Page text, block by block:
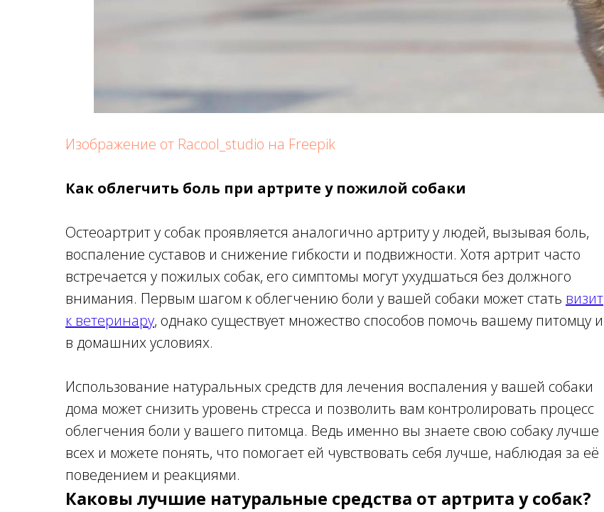
Изображение от Racool_studio на Freepik
Как облегчить боль при артрите у пожилой собаки
Остеоартрит у собак проявляется аналогично артриту у людей, вызывая боль,
воспаление суставов и снижение гибкости и подвижности. Хотя артрит часто
встречается у пожилых собак, его симптомы могут ухудшаться без должного
внимания. Первым шагом к облегчению боли у вашей собаки может стать визит
к ветеринару, однако существует множество способов помочь вашему питомцу и
в домашних условиях.
Использование натуральных средств для лечения воспаления у вашей собаки
дома может снизить уровень стресса и позволить вам контролировать процесс
облегчения боли у вашего питомца. Ведь именно вы знаете свою собаку лучше
всех и можете понять, что помогает ей чувствовать себя лучше, наблюдая за её
поведением и реакциями.
Каковы лучшие натуральные средства от артрита у собак?